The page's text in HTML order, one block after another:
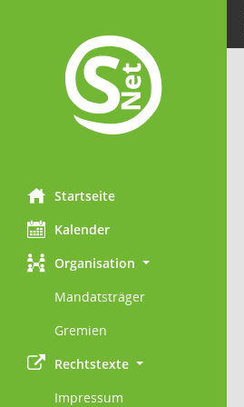
Startseite
Kalender
Organisation
Mandatsträger
Gremien
Rechtstexte
Impressum